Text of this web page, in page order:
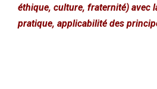
éthique, culture, fraternité) avec
pratique, applicabilité des